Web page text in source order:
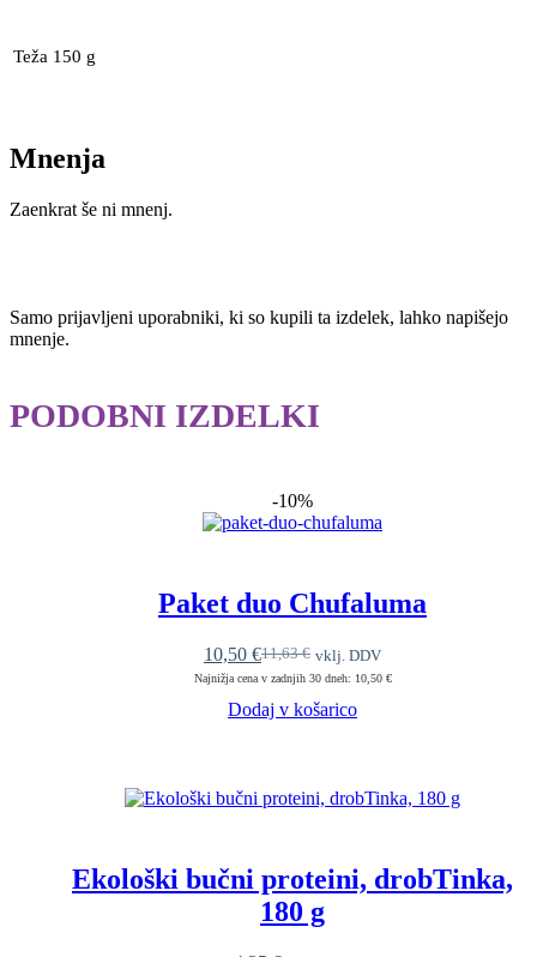
Teža 150 g
Mnenja
Zaenkrat še ni mnenj.
Samo prijavljeni uporabniki, ki so kupili ta izdelek, lahko napišejo
mnenje.
PODOBNI IZDELKI
-10%
Paket duo Chufaluma
11,63€
Izvirna
cena
je
10,50 €Trenutna
cena
je:
vklj. DDV
Najnižja cena v zadnjih 30 dneh: 10,50 €
Dodaj v košarico
Ekološki bučni proteini, drobTinka,
180 g